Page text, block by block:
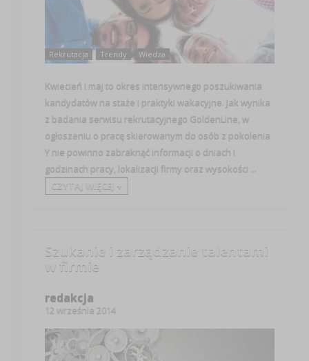
Rekrutacja Trendy Wiedza
Kwiecień i maj to okres intensywnego poszukiwania
kandydatów na staże i praktyki wakacyjne. Jak wynika
z badania serwisu rekrutacyjnego GoldenLine, w
ogłoszeniu o pracę skierowanym do osób z pokolenia
Y nie powinno zabraknąć informacji o dniach i
godzinach pracy, lokalizacji firmy oraz wysokości ...
CZYTAJ WIĘCEJ +
Szukanie i zarządzanie talentami
w firmie
redakcja
12 września 2014